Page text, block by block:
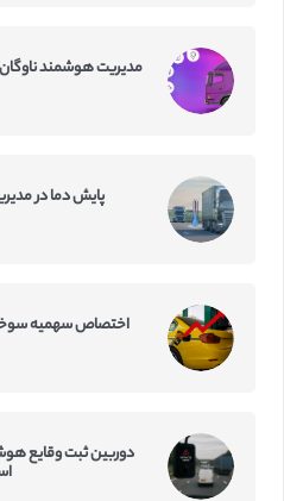
مدیریت هوشمند
پایش دما در
اختصاص سهمیه
دوربین ثبت وقایع